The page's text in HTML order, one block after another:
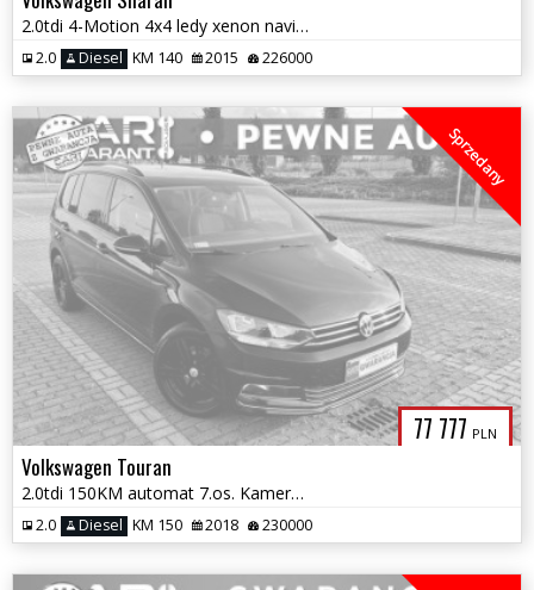
2.0tdi 4-Motion 4x4 ledy xenon navi 7.os. Bezwypadkowy zamiana 1.r gw
2.0 Diesel KM 140 2015 226000
77 777 PLN
Sprzedany
Volkswagen Touran
2.0tdi 150KM automat 7.os. Kamera navi ledy asysten park. 1.r.gwaran
2.0 Diesel KM 150 2018 230000